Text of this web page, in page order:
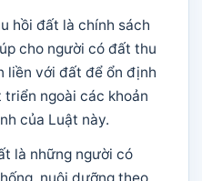
hồi đất là chính sách
cho người có đất thu
liền với đất để ổn định
ngoài các khoản
của Luật này.
là những người có